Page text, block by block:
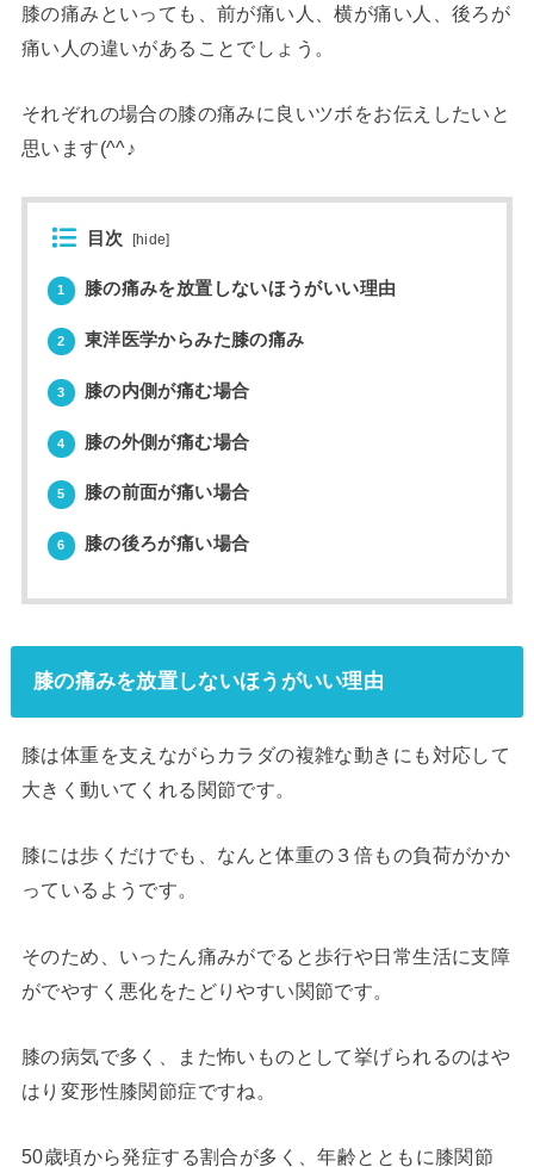
膝の痛みといっても、前が痛い人、横が痛い人、後ろが
痛い人の違いがあることでしょう。
それぞれの場合の膝の痛みに良いツボをお伝えしたいと
思います(^^♪
目次 [hide]
1 膝の痛みを放置しないほうがいい理由
2 東洋医学からみた膝の痛み
3 膝の内側が痛む場合
4 膝の外側が痛む場合
5 膝の前面が痛い場合
6 膝の後ろが痛い場合
膝の痛みを放置しないほうがいい理由
膝は体重を支えながらカラダの複雑な動きにも対応して
大きく動いてくれる関節です。
膝には歩くだけでも、なんと体重の３倍もの負荷がかか
っているようです。
そのため、いったん痛みがでると歩行や日常生活に支障
がでやすく悪化をたどりやすい関節です。
膝の病気で多く、また怖いものとして挙げられるのはや
はり変形性膝関節症ですね。
50歳頃から発症する割合が多く、年齢とともに膝関節